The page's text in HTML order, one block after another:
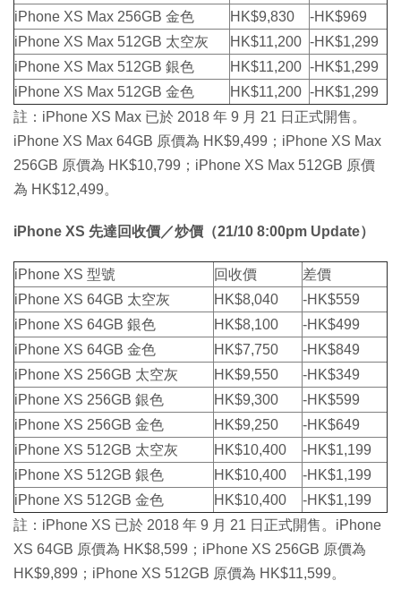
iPhone XS Max 256GB 金色
HK$9,830
-HK$969
iPhone XS Max 512GB 太空灰
HK$11,200 -HK$1,299
iPhone XS Max 512GB 銀色
HK$11,200 -HK$1,299
iPhone XS Max 512GB 金色
HK$11,200 -HK$1,299
註：iPhone XS Max 已於 2018 年 9 月 21 日正式開售。
iPhone XS Max 64GB 原價為 HK$9,499；iPhone XS Max
256GB 原價為 HK$10,799；iPhone XS Max 512GB 原價
為 HK$12,499。
iPhone XS 先達回收價／炒價（21/10 8:00pm Update）
iPhone XS 型號 回收價
差價
iPhone XS 64GB 太空灰
HK$8,040
-HK$559
iPhone XS 64GB 銀色
HK$8,100
-HK$499
iPhone XS 64GB 金色
HK$7,750
-HK$849
iPhone XS 256GB 太空灰
HK$9,550
-HK$349
iPhone XS 256GB 銀色
HK$9,300
-HK$599
iPhone XS 256GB 金色
HK$9,250
-HK$649
iPhone XS 512GB 太空灰
HK$10,400
-HK$1,199
iPhone XS 512GB 銀色
HK$10,400
-HK$1,199
iPhone XS 512GB 金色
HK$10,400
-HK$1,199
註：iPhone XS 已於 2018 年 9 月 21 日正式開售。iPhone
XS 64GB 原價為 HK$8,599；iPhone XS 256GB 原價為
HK$9,899；iPhone XS 512GB 原價為 HK$11,599。